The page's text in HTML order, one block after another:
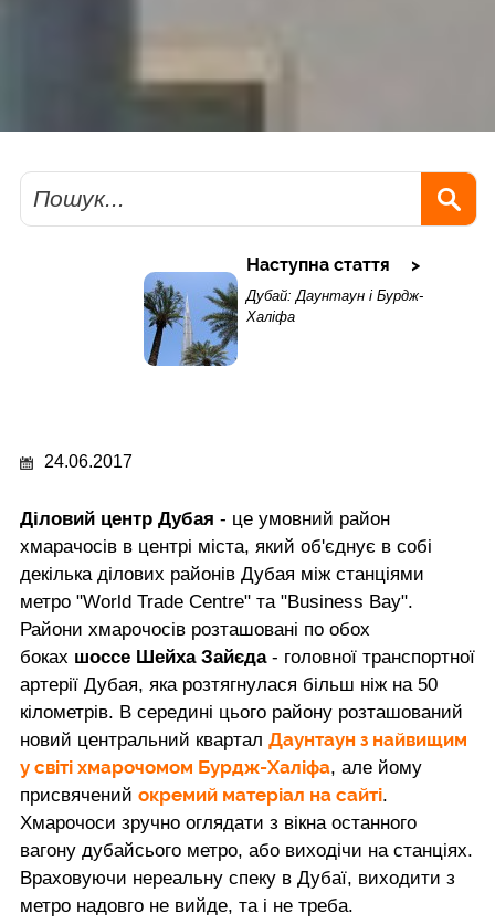
Пошук
Наступна стаття
Дубай: Даунтаун і Бурдж-
Халіфа
24.06.2017
Діловий центр Дубая - це умовний район
хмарачосів в центрі міста, який об'єднує в собі
декілька ділових районів Дубая між станціями
метро "World Trade Centre" та "Business Bay".
Райони хмарочосів розташовані по обох
боках шоссе Шейха Зайєда- головної транспортної
артерії Дубая, яка розтягнулася більш ніж на 50
кілометрів. В середині цього району розташований
новий центральний квартал Даунтаун з найвищим
у світі хмарочомом Бурдж-Халіфа, але йому
присвячений окремий матеріал на сайті.
Хмарочоси зручно оглядати з вікна останного
вагону дубайсього метро, або виходічи на станціях.
Враховуючи нереальну спеку в Дубаї, виходити з
метро надовго не вийде, та і не треба.